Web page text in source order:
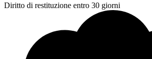
Diritto di restituzione entro 30 giorni